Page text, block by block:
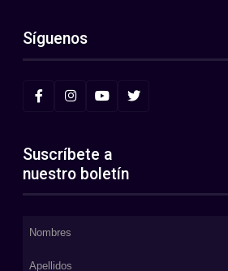
Síguenos
Suscríbete a
nuestro boletín